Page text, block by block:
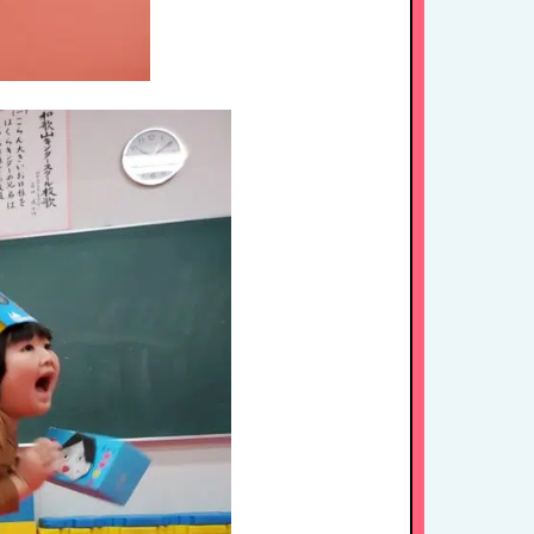
HOME
ちの思い・教育方針
1日のスケジュール
施設紹介・園概要